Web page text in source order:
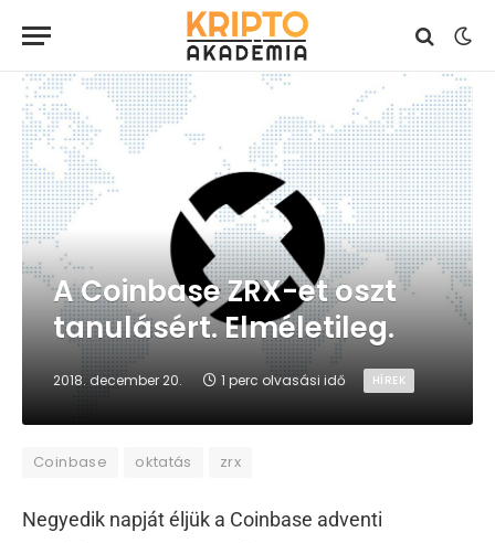
A Coinbase ZRX-et oszt
tanulásért. Elméletileg.
2018. december 20. 1 perc olvasási idő HÍREK
Coinbase oktatás zrx
Negyedik napját éljük a Coinbase adventi